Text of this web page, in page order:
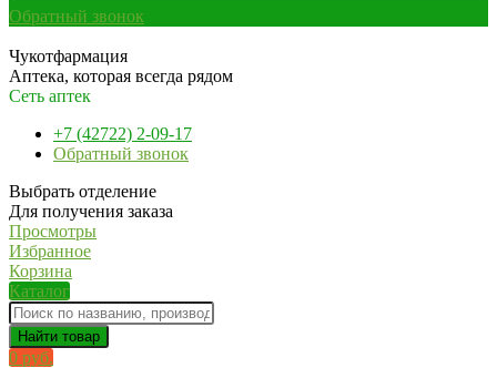
Обратный звонок
Чукотфармация
Аптека, которая всегда рядом
Сеть аптек
+7 (42722) 2-09-17
Обратный звонок
Выбрать отделение
Для получения заказа
Просмотры
Избранное
Корзина
Каталог
Найти товар
0 руб.